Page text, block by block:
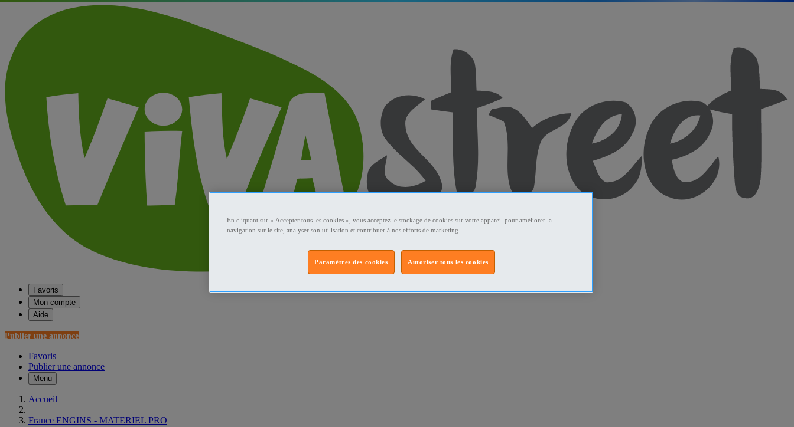
Favoris
Mon compte
Aide
Publier une annonce
Favoris
Publier une annonce
Menu
Accueil
France ENGINS - MATERIEL PRO
En cliquant sur « Accepter tous les cookies », vous acceptez le stockage de cookies sur votre appareil pour améliorer la
navigation sur le site, analyser son utilisation et contribuer à nos efforts de marketing.
Autoriser tous les cookies
Paramètres des cookies